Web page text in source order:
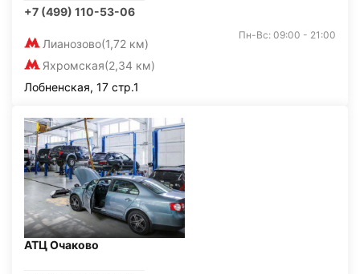
+7 (499) 110-53-06
Лианозово(1,72 км)
Яхромская(2,34 км)
Пн-Вс: 09:00 - 21:00
Лобненская, 17 стр.1
АТЦ Очаково